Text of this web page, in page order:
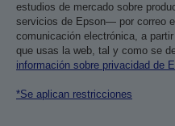
estudios de mercado sobre
servicios de Epson— por correo
comunicación electrónica, a
que usas la web, tal y como se
información sobre privacidad de
*Se aplican restricciones